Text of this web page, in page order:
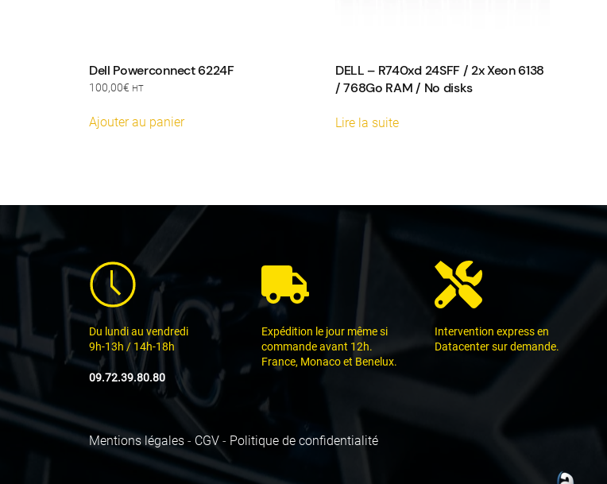
Dell Powerconnect 6224F
100,00€ HT
Ajouter au panier
DELL – R740xd 24SFF / 2x Xeon 6138
/ 768Go RAM / No disks
Lire la suite
Du lundi au vendredi
9h-13h / 14h-18h
09.72.39.80.80
Expédition le jour même si
commande avant 12h.
France, Monaco et Benelux.
Intervention express en
Datacenter sur demande.
Mentions légales - CGV - Politique de confidentialité